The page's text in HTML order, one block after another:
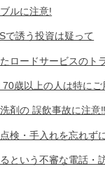
ルに注意!
で誘う投資は疑って
ロードサービスのト
歳以上の人は特にご
剤の 誤飲事故に注意‼
検・手入れを忘れず
という不審な電話・